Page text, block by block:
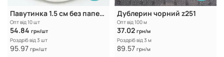
Павутинка 1.5 см без паперової основи
Опт від 10 шт
54.84 грн/шт
Роздріб від 3 шт
95.97 грн/шт
Дублерин чорний z251
Опт від 100 м
37.02 грн/м
Роздріб від 3 м
89.57 грн/м